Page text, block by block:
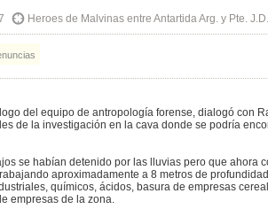
Heroes de Malvinas entre Antartida Arg. y Pte.
del equipo de antropología forense, dialogó con
de la investigación en la cava donde se podría
se habían detenido por las lluvias pero que ahora
aproximadamente a 8 metros de
químicos, ácidos, basura de empresas
empresas de la zona.